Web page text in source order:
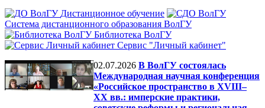
Дистанционное обучение
Система дистанционного образования ВолГУ
Библиотека ВолГУ
Сервис "Личный кабинет"
02.07.2026 В ВолГУ состоялась
Международная научная конференция
«Российское пространство в XVIII–
XX вв.: имперские практики,